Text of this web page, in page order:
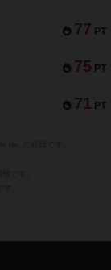
77 PT
75 PT
71 PT